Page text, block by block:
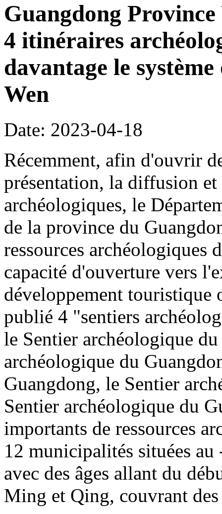
Guangdong
4 itinéraires
davantage le
Wen
Date: 2023-04-18
Récemment, afin d'ouvrir
présentation, la diffusion
archéologiques, le
de la province du
ressources archéologiques
capacité d'ouverture vers
développement touristique
publié 4 "sentiers
le Sentier archéologique
archéologique du
Guangdong, le Sentier
Sentier archéologique du
importants de ressources
12 municipalités situées au
avec des âges allant du
Ming et Qing, couvrant